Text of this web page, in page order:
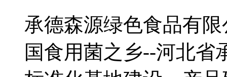
承德森源绿色食品有
国食用菌之乡--河北省